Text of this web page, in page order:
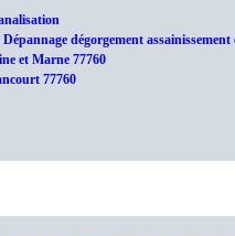
dégorgement
et Marne 77760
77760